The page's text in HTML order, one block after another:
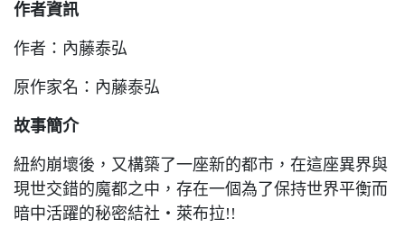
作者資訊
作者：內藤泰弘
原作家名：內藤泰弘
故事簡介
紐約崩壞後，又構築了一座新的都市，在這座異界與
現世交錯的魔都之中，存在一個為了保持世界平衡而
暗中活躍的秘密結社‧萊布拉!!